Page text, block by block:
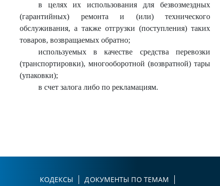
в целях их использования для безвозмездных
(гарантийных) ремонта и (или) технического
обслуживания, а также отгрузки (поступления) таких
товаров, возвращаемых обратно;
используемых в качестве средства перевозки
(транспортировки), многооборотной (возвратной) тары
(упаковки);
в счет залога либо по рекламациям.
КОДЕКСЫ
ДОКУМЕНТЫ ПО ТЕМАМ